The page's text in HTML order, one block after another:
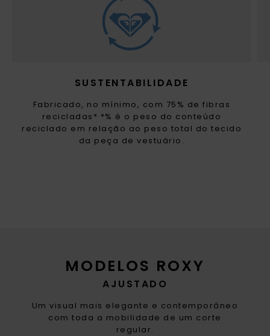
MODELOS ROXY
AJUSTADO
Um visual mais elegante e contemporâneo
com toda a mobilidade de um corte
regular.
SUSTENTABILIDADE
Fabricado, no mínimo, com 75% de fibras
recicladas* *% é o peso do conteúdo
reciclado em relação ao peso total do tecido
da peça de vestuário.